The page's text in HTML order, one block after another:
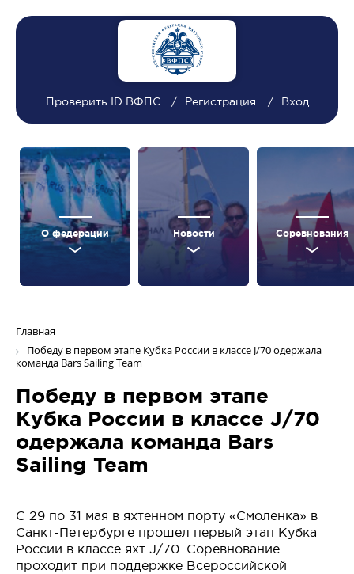
Проверить ID ВФПС Регистрация Вход
О федерации Новости Соревнования
Главная
Победу в первом этапе Кубка России в классе J/70 одержала
команда Bars Sailing Team
Победу в первом этапе
Кубка России в классе J/70
одержала команда Bars
Sailing Team
C 29 по 31 мая в яхтенном порту «Смоленка» в
Санкт-Петербурге прошел первый этап Кубка
России в классе яхт J/70. Соревнование
проходит при поддержке Всероссийской